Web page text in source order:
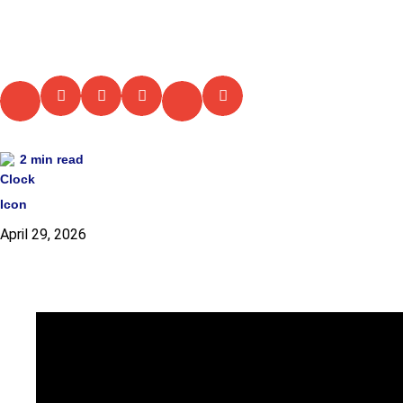
2 min read
April 29, 2026